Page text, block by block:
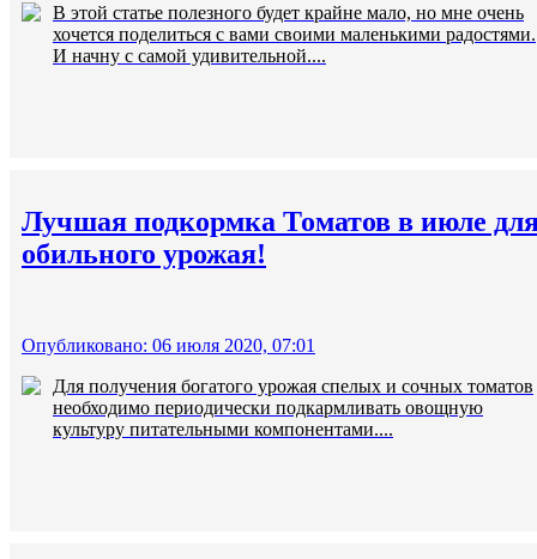
В этой статье полезного будет крайне мало, но мне очень
хочется поделиться с вами своими маленькими радостями.
И начну с самой удивительной....
Лучшая подкормка Томатов в июле
обильного урожая!
Опубликовано: 06 июля 2020, 07:01
Для получения богатого урожая спелых и сочных томатов
необходимо периодически подкармливать овощную
культуру питательными компонентами....